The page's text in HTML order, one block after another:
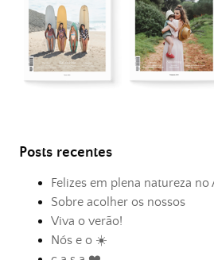
Posts recentes
Felizes em plena natureza no
Sobre acolher os nossos
Viva o verão!
Nós e o ☀️